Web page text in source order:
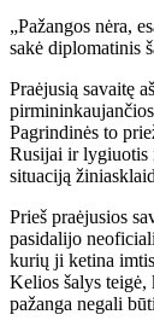
„Pažangos nėra,
sakė diplomatinis
Praėjusią savaitę
Pagrindinės to
Rusijai ir lygiuotis
situaciją
Prieš praėjusios
pasidalijo
kurių ji ketina
Kelios šalys teigė,
pažanga negali